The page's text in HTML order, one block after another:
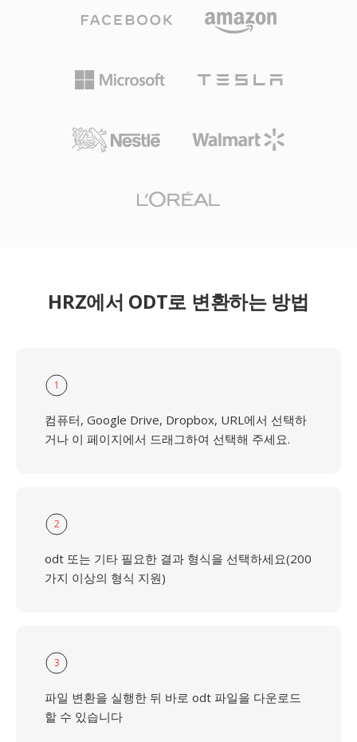
HRZ에서 ODT로 변환하는 방법
1
컴퓨터, Google Drive, Dropbox, URL에서 선택하
거나 이 페이지에서 드래그하여 선택해 주세요.
2
odt 또는 기타 필요한 결과 형식을 선택하세요(200
가지 이상의 형식 지원)
3
파일 변환을 실행한 뒤 바로 odt 파일을 다운로드
할 수 있습니다